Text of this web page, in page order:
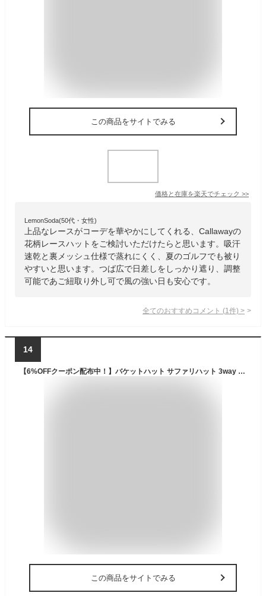
この商品をサイトでみる
価格と在庫を楽天でチェック >>
LemonSoda(50代・女性)
上品なレースがコーデを華やかにしてくれる、Callawayの
花柄レースハットをご検討いただけたらと思います。吸汗
速乾と裏メッシュ仕様で蒸れにくく、夏のゴルフでも被り
やすいと思います。つば広で日差しをしっかり遮り、調整
可能であご紐取り外し可で風の強い日も安心です。
全てのおすすめコメント (1 件) >
14
【6%OFFクーポン配布中！】バケットハット サファリハット 3way ハット アドベンチャーハット 帽子 UVカット 紫外線対策 日焼け防止 日よけ 日除け つば有り 撥水 メンズ レディース フェイスカバー付き 首ガード あご紐付き カバー取り外し可 折りたたみ アウトドア 園芸
この商品をサイトでみる